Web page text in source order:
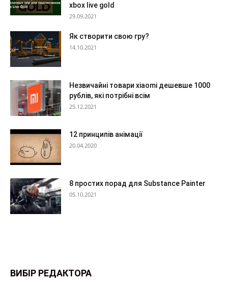
xbox live gold
29.09.2021
Як створити свою гру?
14.10.2021
Незвичайні товари xiaomi дешевше 1000
рублів, які потрібні всім
25.12.2021
12 принципів анімації
20.04.2020
8 простих порад для Substance Painter
05.10.2021
ВИБІР РЕДАКТОРА